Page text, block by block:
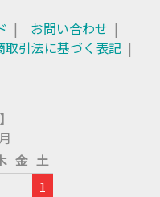
お問い合わせ
取引法に基づく表記
金 土
1